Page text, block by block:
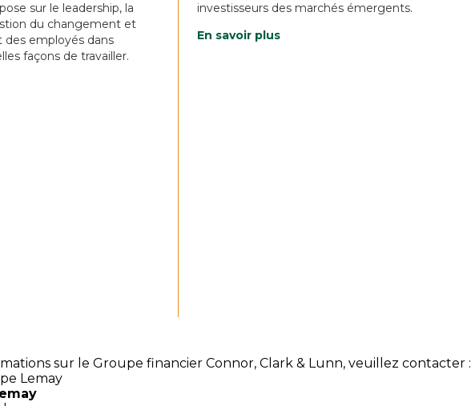
sur le leadership, la
du changement et
des employés dans
façons de travailler.
investisseurs des marchés émergents.
En savoir plus
sur le Groupe financier Connor, Clark & Lunn, veuillez contacter :